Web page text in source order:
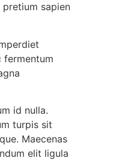
sapien
fermentum
id nulla.
turpis sit
Maecenas
elit ligula